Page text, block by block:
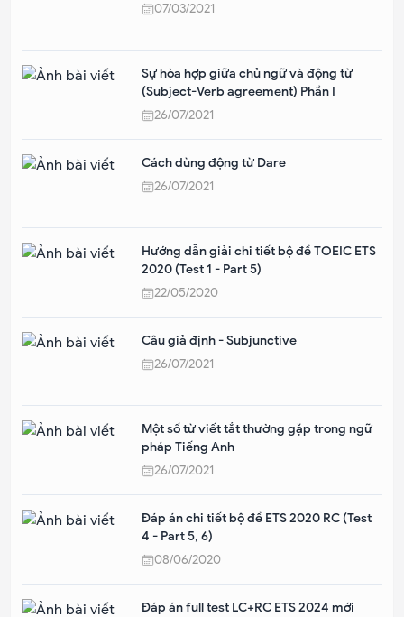
07/03/2021
Sự hòa hợp giữa chủ ngữ và động từ
(Subject-Verb agreement) Phần I
26/07/2021
Cách dùng động từ Dare
26/07/2021
Hướng dẫn giải chi tiết bộ đề TOEIC ETS
2020 (Test 1 - Part 5)
22/05/2020
Câu giả định - Subjunctive
26/07/2021
Một số từ viết tắt thường gặp trong ngữ
pháp Tiếng Anh
26/07/2021
Đáp án chi tiết bộ đề ETS 2020 RC (Test
4 - Part 5, 6)
08/06/2020
Đáp án full test LC+RC ETS 2024 mới